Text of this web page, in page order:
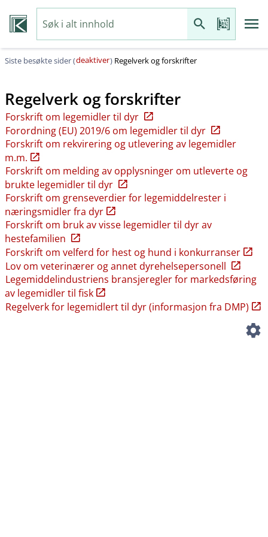
Siste besøkte sider (deaktiver) Regelverk og forskrifter
Regelverk og forskrifter
Forskrift om legemidler til dyr
Forordning (EU) 2019/6 om legemidler til dyr
Forskrift om rekvirering og utlevering av legemidler
m.m.
Forskrift om melding av opplysninger om utleverte og
brukte legemidler til dyr
Forskrift om grenseverdier for legemiddelrester i
næringsmidler fra dyr
Forskrift om bruk av visse legemidler til dyr av
hestefamilien
Forskrift om velferd for hest og hund i konkurranser
Lov om veterinærer og annet dyrehelsepersonell
Legemiddelindustriens bransjeregler for markedsføring
av legemidler til fisk
Regelverk for legemidlert til dyr (informasjon fra DMP)